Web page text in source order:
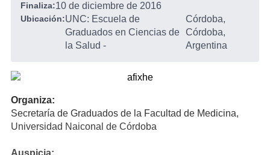
Finaliza:10 de diciembre de 2016
Ubicación:UNC: Escuela de
Graduados en Ciencias de
la Salud -
Córdoba,
Córdoba,
Argentina
Organiza:
Secretaría de Graduados de la Facultad de Medicina,
Universidad Naiconal de Córdoba
Auspicia: